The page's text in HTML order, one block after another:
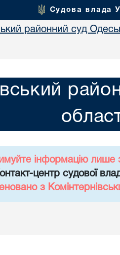
Судова влада
районний суд
інформацію лише
центр судової
з